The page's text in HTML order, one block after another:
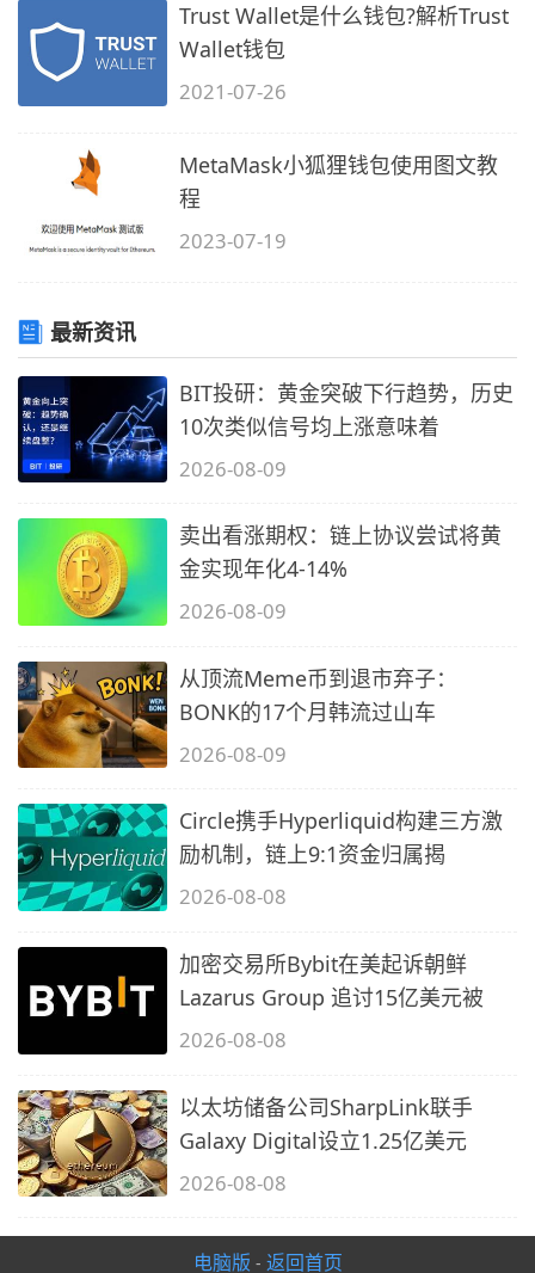
Trust Wallet是什么钱包?解析Trust
Wallet钱包
2021-07-26
MetaMask小狐狸钱包使用图文教
程
2023-07-19
最新资讯
BIT投研：黄金突破下行趋势，历史
10次类似信号均上涨意味着
2026-08-09
卖出看涨期权：链上协议尝试将黄
金实现年化4-14%
2026-08-09
从顶流Meme币到退市弃子：
BONK的17个月韩流过山车
2026-08-09
Circle携手Hyperliquid构建三方激
励机制，链上9:1资金归属揭
2026-08-08
加密交易所Bybit在美起诉朝鲜
Lazarus Group 追讨15亿美元被
2026-08-08
以太坊储备公司SharpLink联手
Galaxy Digital设立1.25亿美元
2026-08-08
电脑版 - 返回首页